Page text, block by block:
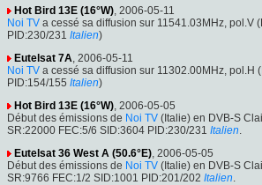
Hot Bird 13E (16°W), 2006-05-11
Noi TV a cessé sa diffusion sur 11541.03MHz, pol.V
PID:230/231 Italien)
Eutelsat 7A, 2006-05-11
Noi TV a cessé sa diffusion sur 11302.00MHz, pol.H
PID:154/155 Italien)
Hot Bird 13E (16°W), 2006-05-05
Début des émissions de Noi TV (Italie) en DVB-S
SR:22000 FEC:5/6 SID:3604 PID:230/231 Italien.
Eutelsat 36 West A (50.6°E), 2006-05-05
Début des émissions de Noi TV (Italie) en DVB-S
SR:9766 FEC:1/2 SID:1001 PID:201/202 Italien.